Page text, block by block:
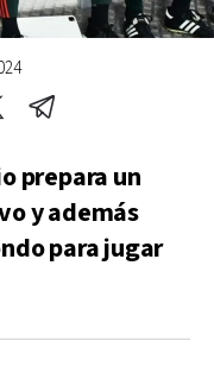
prepara un
y además
para jugar